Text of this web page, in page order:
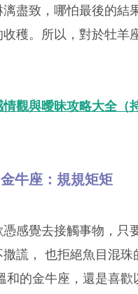
盡致，哪怕最後的結
穫。所以，對於牡羊
觀與曖昧攻略大全（
金牛座：規規矩矩
感覺去接觸事物，
謊， 也拒絕魚目混珠
的金牛座，還是喜